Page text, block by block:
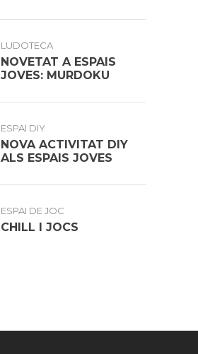
LUDOTECA
NOVETAT A ESPAIS
JOVES: MURDOKU
ESPAI DIY
NOVA ACTIVITAT DIY
ALS ESPAIS JOVES
ESPAI DE JOC
CHILL I JOCS